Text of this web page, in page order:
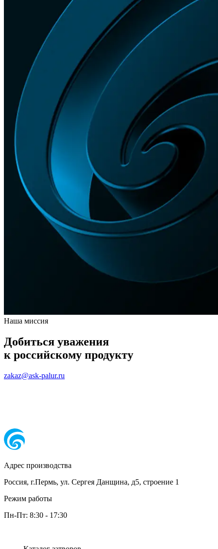
Наша миссия
Добиться уважения
к российскому продукту
zakaz@ask-palur.ru
Адрес производства
Россия, г.Пермь, ул. Сергея Данщина, д5, строение 1
Режим работы
Пн-Пт: 8:30 - 17:30